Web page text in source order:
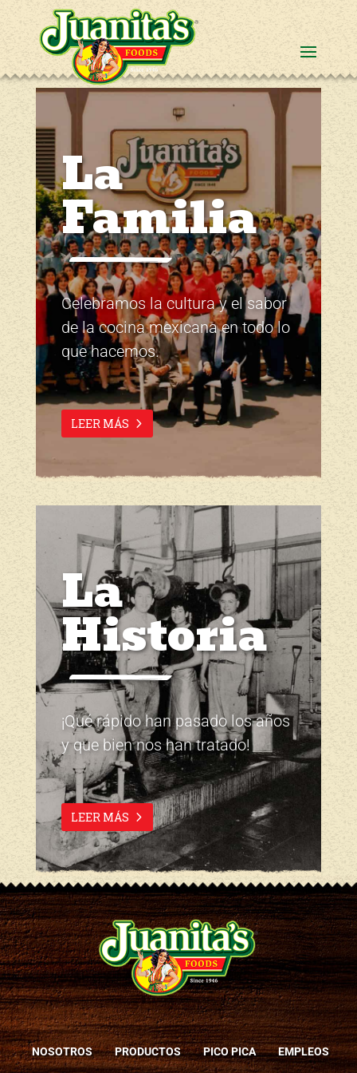
La
Familia
Celebramos la cultura y el sabor
de la cocina mexicana en todo lo
que hacemos.
LEER MÁS
La
Historia
¡Qué rápido han pasado los años
y que bien nos han tratado!
LEER MÁS
NOSOTROS PRODUCTOS PICO PICA EMPLEOS